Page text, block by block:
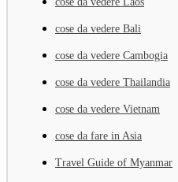
cose da vedere Bali
cose da vedere Cambogia
cose da vedere Thailandia
cose da vedere Vietnam
cose da fare in Asia
Travel Guide of Myanmar